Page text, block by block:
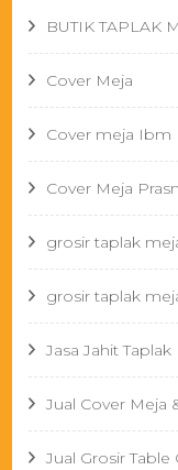
BUTIK TAPLAK
Cover Meja
Cover meja Ibm
Cover Meja
grosir taplak
grosir taplak
Jasa Jahit
Jual Cover Meja
Jual Grosir Table